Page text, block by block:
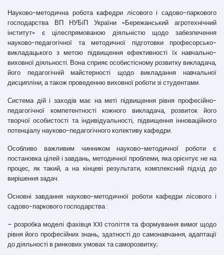
Науково-методична робота кафедри лісового і садово-паркового
господарства ВП НУБіП України «Бережанський агротехнічний
інститут» є цілеспрямованою діяльністю щодо забезпечення
науково-педагогічної та методичної підготовки професорсько-
викладацького з метою підвищення ефективності їх навчально-
виховної діяльності. Вона сприяє особистісному розвитку викладача,
його педагогічній майстерності щодо викладання навчальної
дисципліни, а також проведенню виховної роботи зі студентами.
Система дій і заходів має на меті підвищення рівня професійно-
педагогічної компетентності кожного викладача, розвиток його
творчої особистості та індивідуальності, підвищення інноваційного
потенціалу науково-педагогічного колективу кафедри.
Особливо важливим чинником науково-методичної роботи є
постановка цілей і завдань, методичної проблеми, яка орієнтує не на
процес, як такий, а на кінцеві результати, комплексний підхід до
вирішення задач.
Основні завдання науково-методичної роботи кафедри лісового і
садово-паркового господарства :
– розробка моделі фахівця XXI століття та формування вимог щодо
рівня його професійних знань, здатності до самонавчання, адаптації
до діяльності в ринкових умовах та саморозвитку;